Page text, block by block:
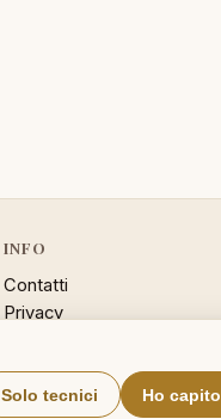
INFO
Contatti
Privacy
Sitemap
Solo tecnici Ho capito